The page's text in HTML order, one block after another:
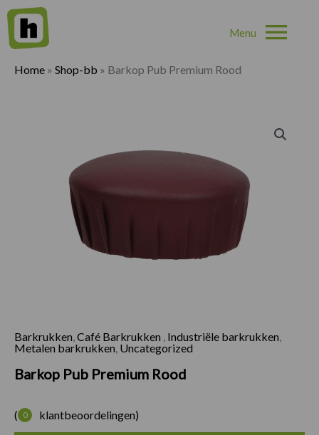
Home » Shop-bb » Barkop Pub Premium Rood
Barkrukken Café Barkrukken Industriële barkrukken
Metalen barkrukken Uncategorized
Barkop Pub Premium Rood
( 0 klantbeoordelingen)
Barkop Pub